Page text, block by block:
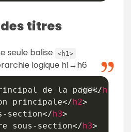
titres
seule balise <h1>
logique h1→h6
de la page</h1
principale</h2>
section</h3>
sous-section</h3>